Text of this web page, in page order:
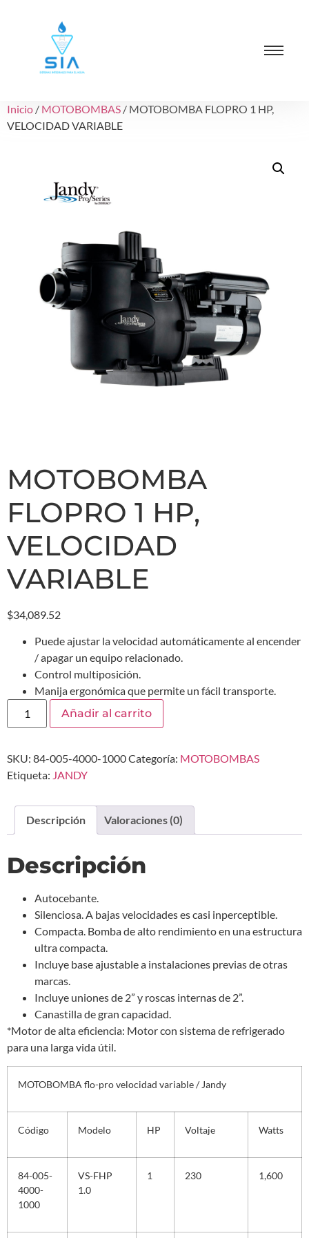
Inicio / MOTOBOMBAS / MOTOBOMBA FLOPRO 1 HP,
VELOCIDAD VARIABLE
MOTOBOMBA
FLOPRO 1 HP,
VELOCIDAD
VARIABLE
$34,089.52
Puede ajustar la velocidad automáticamente al encender
/ apagar un equipo relacionado.
Control multiposición.
Manija ergonómica que permite un fácil transporte.
Añadir al carrito
SKU: 84-005-4000-1000Categoría: MOTOBOMBAS
Etiqueta: JANDY
Descripción Valoraciones (0)
Descripción
Autocebante.
Silenciosa. A bajas velocidades es casi inperceptible.
Compacta. Bomba de alto rendimiento en una estructura
ultra compacta.
Incluye base ajustable a instalaciones previas de otras
marcas.
Incluye uniones de 2” y roscas internas de 2”.
Canastilla de gran capacidad.
*Motor de alta eficiencia: Motor con sistema de refrigerado
para una larga vida útil.
MOTOBOMBA flo-pro velocidad variable / Jandy
Código Modelo HP Voltaje Watts
84-005-
4000-
1000
VS-FHP
1.0
1 230 1,600